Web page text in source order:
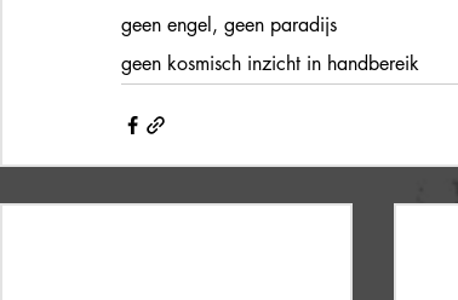
geen engel, geen paradijs
geen kosmisch inzicht in handbereik